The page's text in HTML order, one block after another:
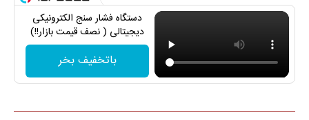
دستگاه فشار سنج الکترونیکی
دیجیتالی ( نصف قیمت بازار!!)
باتخفیف بخر